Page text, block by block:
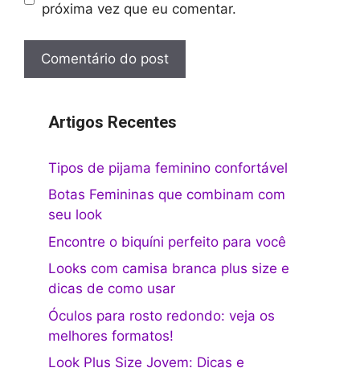
próxima vez que eu comentar.
Artigos Recentes
Tipos de pijama feminino confortável
Botas Femininas que combinam com
seu look
Encontre o biquíni perfeito para você
Looks com camisa branca plus size e
dicas de como usar
Óculos para rosto redondo: veja os
melhores formatos!
Look Plus Size Jovem: Dicas e